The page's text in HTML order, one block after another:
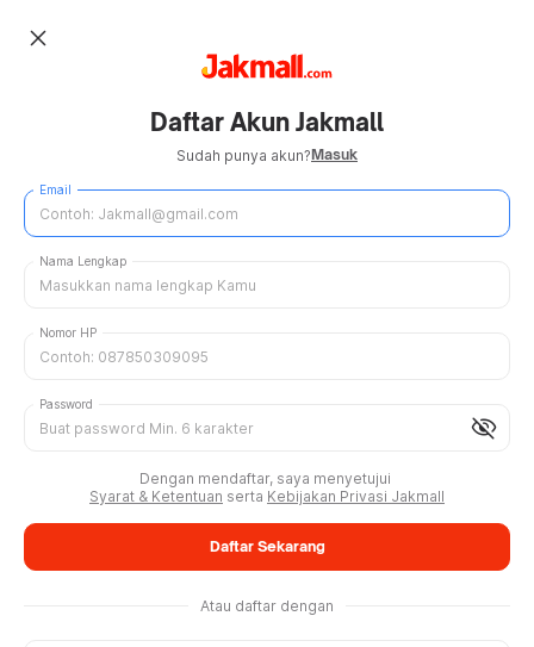
close
Daftar Akun Jakmall
Sudah punya akun?Masuk
Email
Nama Lengkap
Nomor HP
visibility_off
Password
Dengan mendaftar, saya menyetujui
Syarat & Ketentuan serta Kebijakan Privasi Jakmall
Daftar Sekarang
Atau daftar dengan